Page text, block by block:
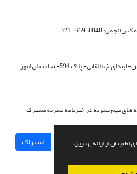
از ارائه بهترین
خیابان انقلاب- خیابان قدس- ابتدای خ طالقانی- پلاک 594- ساختمان امور
های مهم نشریه در خبرنامه نشریه مشترک
اشتراک